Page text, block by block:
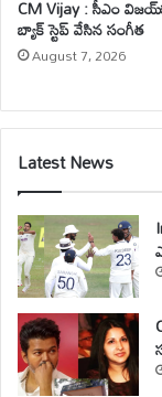
CM Vijay : సీఎం
బ్యాక్ స్టెప్ వేసిన సంగీత
August 7, 2026
Latest News